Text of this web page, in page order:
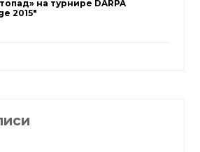
на турнире DARPA
2015″